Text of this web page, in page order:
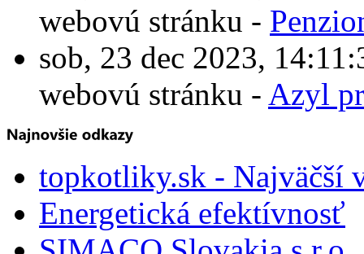
webovú stránku -
sob, 23 dec 2023,
webovú stránku - Azyl
topkotliky.sk - Najväčší
Energetická efektívnosť